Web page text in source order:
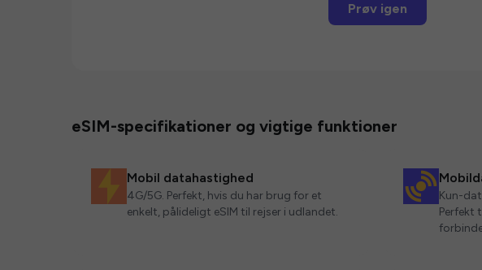
Prøv igen
eSIM-specifikationer og vigtige funktioner
Mobil datahastighed
4G/5G. Perfekt, hvis du har brug for et
enkelt, pålideligt eSIM til rejser i udlandet.
Kun-
Perfekt